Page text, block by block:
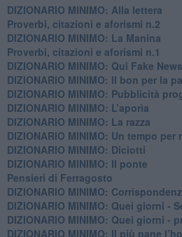
​DIZIONARIO MINIMO: Alla lettera
Proverbi, citazioni e aforismi n.2
DIZIONARIO MINIMO: La Manina
​Proverbi, citazioni e aforismi n.1
DIZIONARIO MINIMO: Qui Fake News
DIZIONARIO MINIMO: ​Il bon per la
DIZIONARIO MINIMO: Pubblicità
DIZIONARIO MINIMO: L’aporìa
DIZIONARIO MINIMO: La razza
DIZIONARIO MINIMO: Un tempo per
DIZIONARIO MINIMO: Diciotti
DIZIONARIO MINIMO: Il ponte
Pensieri di Ferragosto
DIZIONARIO MINIMO:
DIZIONARIO MINIMO: Quei giorni -
DIZIONARIO MINIMO: Quei giorni -
DIZIONARIO MINIMO: Il più pane